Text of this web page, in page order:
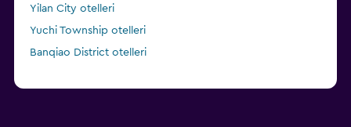
Yilan City otelleri
Yuchi Township otelleri
Banqiao District otelleri